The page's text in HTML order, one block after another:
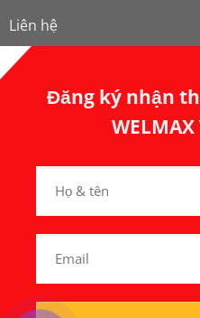
Liên hệ
Đăng ký nhận